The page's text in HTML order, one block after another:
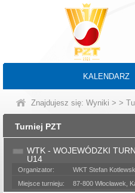
KALENDARZ
Znajdujesz się: Wyniki > >
Turniej PZT
WTK - WOJEWÓDZKI
U14
Organizator:
WKT Stefan
Miejsce turnieju:
87-800 Włocławek,